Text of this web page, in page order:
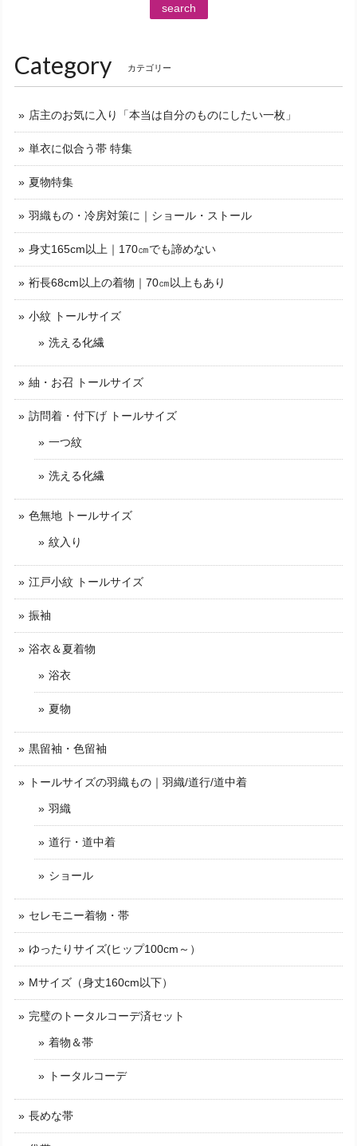
search
Category カテゴリー
店主のお気に入り「本当は自分のものにしたい一枚」
単衣に似合う帯 特集
夏物特集
羽織もの・冷房対策に｜ショール・ストール
身丈165cm以上｜170㎝でも諦めない
裄長68cm以上の着物｜70㎝以上もあり
小紋 トールサイズ
洗える化繊
紬・お召 トールサイズ
訪問着・付下げ トールサイズ
一つ紋
洗える化繊
色無地 トールサイズ
紋入り
江戸小紋 トールサイズ
振袖
浴衣＆夏着物
浴衣
夏物
黒留袖・色留袖
トールサイズの羽織もの｜羽織/道行/道中着
羽織
道行・道中着
ショール
セレモニー着物・帯
ゆったりサイズ(ヒップ100cm～）
Mサイズ（身丈160cm以下）
完璧のトータルコーデ済セット
着物＆帯
トータルコーデ
長めな帯